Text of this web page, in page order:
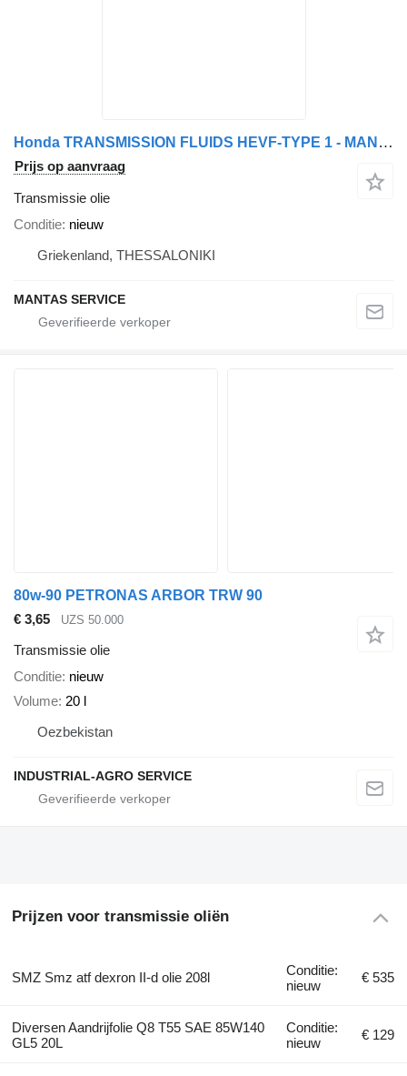
Honda TRANSMISSION FLUIDS HEVF-TYPE 1 - MANTAS SERVICE EXPORT OF PARTS
Prijs op aanvraag
Transmissie olie
Conditie nieuw
Griekenland, THESSALONIKI
MANTAS SERVICE
80w-90 PETRONAS ARBOR TRW 90
€ 3,65
UZS 50.000
Transmissie olie
Conditie nieuw
Volume 20 l
Oezbekistan
INDUSTRIAL-AGRO SERVICE
Prijzen voor transmissie oliën
SMZ Smz atf dexron II-d olie 208l
Conditie:
nieuw
€ 535
Diversen Aandrijfolie Q8 T55 SAE 85W140
GL5 20L
Conditie:
nieuw
€ 129